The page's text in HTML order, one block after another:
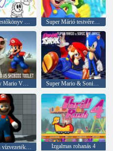
Mario kifestőkönyv gyerekeknek Super Márió testvérek. Wonder v. 2
Super Spy Mario VS Skibidi WC Super Mario & Sonic FNF tánc
Elasztikus vízvezeték szerelők Izgalmas rohanás 4